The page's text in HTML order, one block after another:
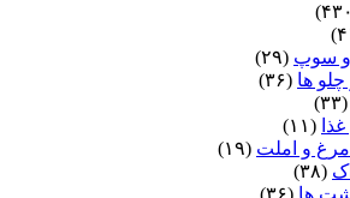
سوپ (۲۹)
چلو ها (۳۶)
(۳۳)
(۱۱)
و املت (۱۹)
(۳۸)